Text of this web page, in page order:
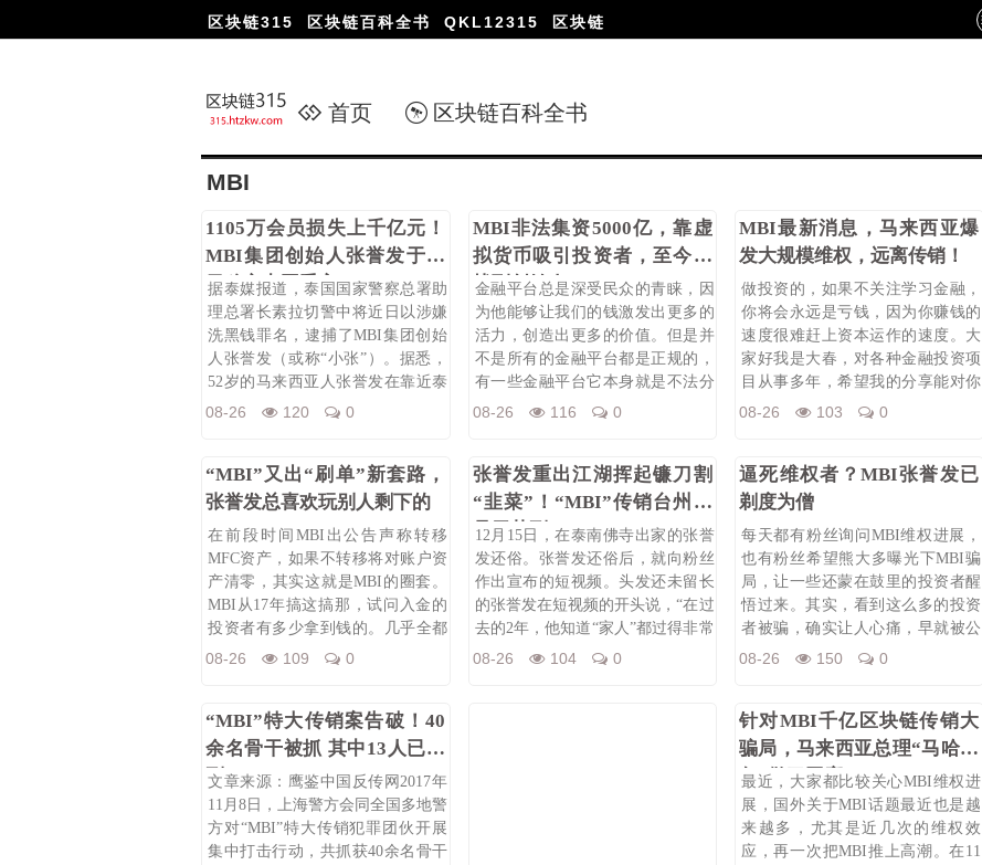
区块链315 区块链百科全书 QKL12315 区块链
首页 区块链百科全书
MBI
1105万会员损失上千亿元！
MBI集团创始人张誉发于今
日移交中国受审
据泰媒报道，泰国国家警察总署助
理总署长素拉切警中将近日以涉嫌
洗黑钱罪名，逮捕了MBI集团创始
人张誉发（或称“小张”）。据悉，
52岁的马来西亚人张誉发在靠近泰
马边
08-26 120 0
MBI非法集资5000亿，靠虚
拟货币吸引投资者，至今未
找到创始人
金融平台总是深受民众的青睐，因
为他能够让我们的钱激发出更多的
活力，创造出更多的价值。但是并
不是所有的金融平台都是正规的，
有一些金融平台它本身就是不法分
子获取利益
08-26 116 0
MBI最新消息，马来西亚爆
发大规模维权，远离传销！
做投资的，如果不关注学习金融，
你将会永远是亏钱，因为你赚钱的
速度很难赶上资本运作的速度。大
家好我是大春，对各种金融投资项
目从事多年，希望我的分享能对你
投资起到帮
08-26 103 0
“MBI”又出“刷单”新套路，
张誉发总喜欢玩别人剩下的
在前段时间MBI出公告声称转移
MFC资产，如果不转移将对账户资
产清零，其实这就是MBI的圈套。
MBI从17年搞这搞那，试问入金的
投资者有多少拿到钱的。几乎全都
打
08-26 109 0
张誉发重出江湖挥起镰刀割
“韭菜”！“MBI”传销台州女
骨干获刑
12月15日，在泰南佛寺出家的张誉
发还俗。张誉发还俗后，就向粉丝
作出宣布的短视频。头发还未留长
的张誉发在短视频的开头说，“在过
去的2年，他知道“家人”都过得非常
08-26 104 0
逼死维权者？MBI张誉发已
剃度为僧
每天都有粉丝询问MBI维权进展，
也有粉丝希望熊大多曝光下MBI骗
局，让一些还蒙在鼓里的投资者醒
悟过来。其实，看到这么多的投资
者被骗，确实让人心痛，早就被公
安、工
08-26 150 0
“MBI”特大传销案告破！40
余名骨干被抓 其中13人已获
刑
文章来源：鹰鉴中国反传网2017年
11月8日，上海警方会同全国多地警
方对“MBI”特大传销犯罪团伙开展
集中打击行动，共抓获40余名骨干
针对MBI千亿区块链传销大
骗局，马来西亚总理“马哈蒂
尔”做了回应！
最近，大家都比较关心MBI维权进
展，国外关于MBI话题最近也是越
来越多，尤其是近几次的维权效
应，再一次把MBI推上高潮。在11